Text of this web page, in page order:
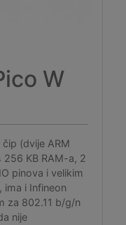
W
(dvije ARM
KB RAM-a, 2
pinova i velikim
ima i Infineon
za 802.11 b/g/n
nije